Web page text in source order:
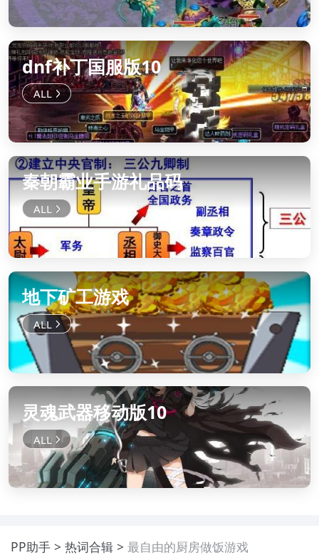
dnf补丁国服版10
秦朝霸业手游礼品码
地下矿工游戏
灵魂武器移动版10
PP助手 热词合辑 最自由的厨房做饭游戏